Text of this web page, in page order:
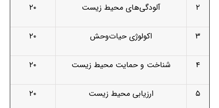
۲ آلودگی‌های محیط زیست ۲۰
۳ اکولوژی حیات‌وحش ۲۰
۴ شناخت و حمایت محیط زیست ۲۰
۵ ارزیابی محیط زیست ۲۰